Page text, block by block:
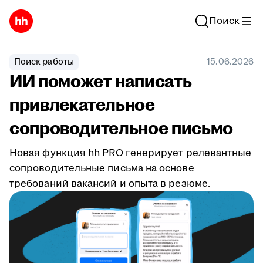
Поиск
Поиск работы 15.06.2026
ИИ поможет написать
привлекательное
сопроводительное письмо
Новая функция hh PRO генерирует релевантные
сопроводительные письма на основе
требований вакансий и опыта в резюме.